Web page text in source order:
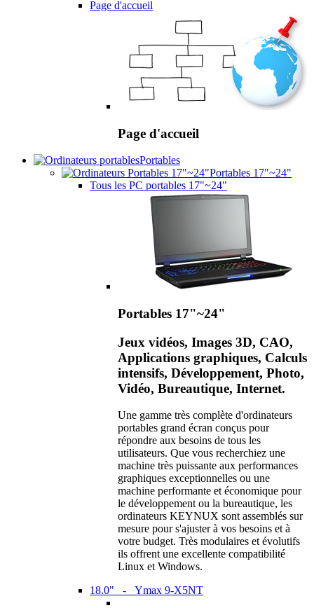
Page d'accueil
Page d'accueil
Portables
Portables 17"~24"
Tous les PC portables 17"~24"
Portables 17"~24"
Jeux vidéos, Images 3D, CAO,
Applications graphiques, Calculs
intensifs, Développement, Photo,
Vidéo, Bureautique, Internet.
Une gamme très complète d'ordinateurs
portables grand écran conçus pour
répondre aux besoins de tous les
utilisateurs. Que vous recherchiez une
machine très puissante aux performances
graphiques exceptionnelles ou une
machine performante et économique pour
le développement ou la bureautique, les
ordinateurs KEYNUX sont assemblés sur
mesure pour s'ajuster à vos besoins et à
votre budget. Très modulaires et évolutifs
ils offrent une excellente compatibilité
Linux et Windows.
18.0" - Ymax 9-X5NT